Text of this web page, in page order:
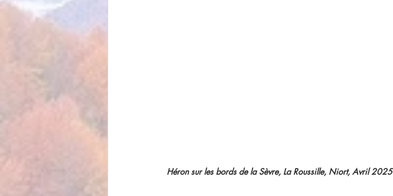
Héron sur les bords de la Sèvre, La Roussille, Niort, Avril 2025